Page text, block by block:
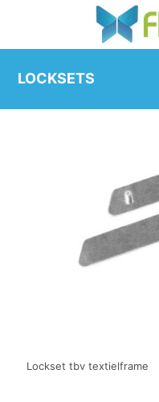
LOCKSETS
Lockset tbv textielframe